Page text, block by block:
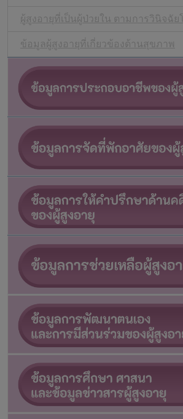
ผู้สูงอายุที่เป็นผู้ป่วยใน ตามการวินิจฉัย
ข้อมูลผู้สูงอายุที่เกี่ยวข้องด้านสุขภาพ